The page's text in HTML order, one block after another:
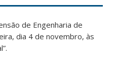
de Engenharia de
dia 4 de novembro, às